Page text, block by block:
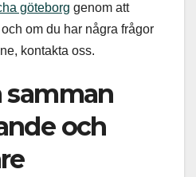
göteborg genom att
om du har några frågor
kontakta oss.
och